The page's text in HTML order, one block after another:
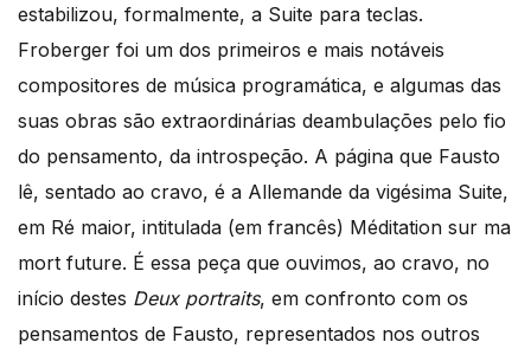
estabilizou, formalmente, a Suite para teclas.
Froberger foi um dos primeiros e mais notáveis
compositores de música programática, e algumas das
suas obras são extraordinárias deambulações pelo fio
do pensamento, da introspeção. A página que Fausto
lê, sentado ao cravo, é a Allemande da vigésima Suite,
em Ré maior, intitulada (em francês) Méditation sur ma
mort future. É essa peça que ouvimos, ao cravo, no
início destes Deux portraits, em confronto com os
pensamentos de Fausto, representados nos outros